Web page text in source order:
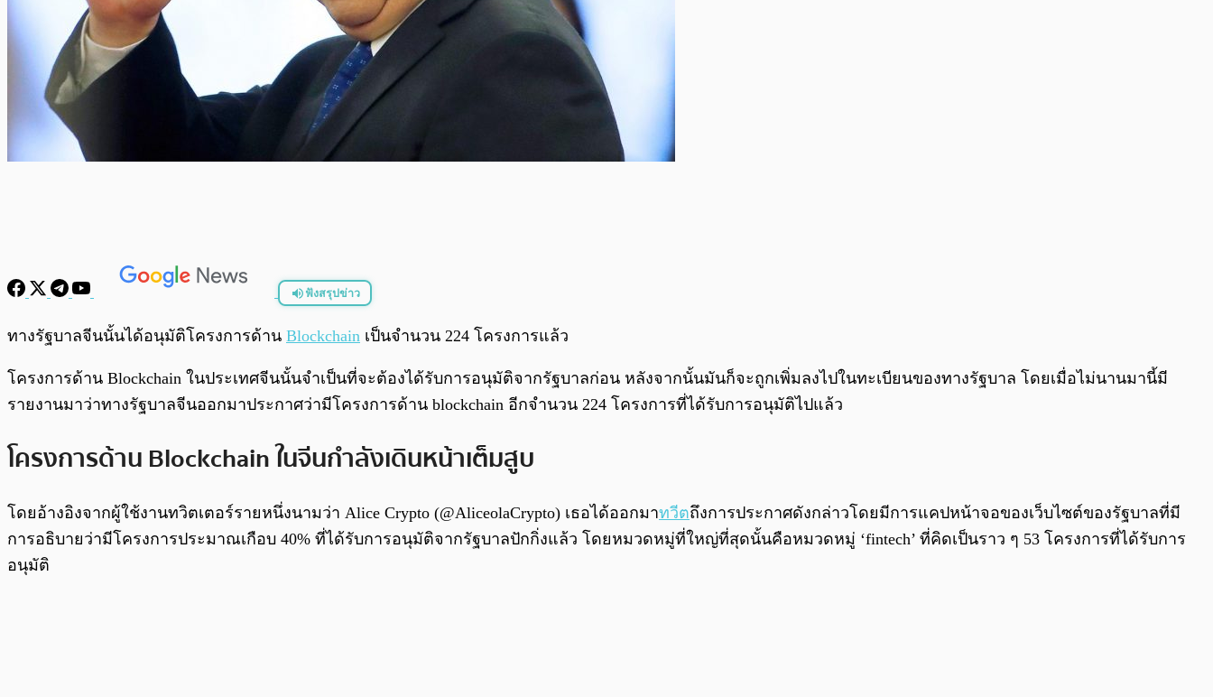
ฟังสรุปข่าว
พร้อมเล่น
ทางรัฐบาลจีนนั้นได้อนุมัติโครงการด้าน Blockchain เป็นจำนวน 224 โครงการแล้ว
โครงการด้าน Blockchain ในประเทศจีนนั้นจำเป็นที่จะต้องได้รับการอนุมัติจากรัฐบาลก่อน หลังจากนั้นมันก็จะถูกเพิ่มลงไปในทะเบียนของทางรัฐบาล โดยเมื่อไม่นานมานี้มี
รายงานมาว่าทางรัฐบาลจีนออกมาประกาศว่ามีโครงการด้าน blockchain อีกจำนวน 224 โครงการที่ได้รับการอนุมัติไปแล้ว
โครงการด้าน Blockchain ในจีนกำลังเดินหน้าเต็มสูบ
โดยอ้างอิงจากผู้ใช้งานทวิตเตอร์รายหนึ่งนามว่า Alice Crypto (@AliceolaCrypto) เธอได้ออกมาทวีตถึงการประกาศดังกล่าวโดยมีการแคปหน้าจอของเว็บไซต์ของรัฐบาลที่มี
การอธิบายว่ามีโครงการประมาณเกือบ 40% ที่ได้รับการอนุมัติจากรัฐบาลปักกิ่งแล้ว โดยหมวดหมู่ที่ใหญ่ที่สุดนั้นคือหมวดหมู่ ‘fintech’ ที่คิดเป็นราว ๆ 53 โครงการที่ได้รับการ
อนุมัติ